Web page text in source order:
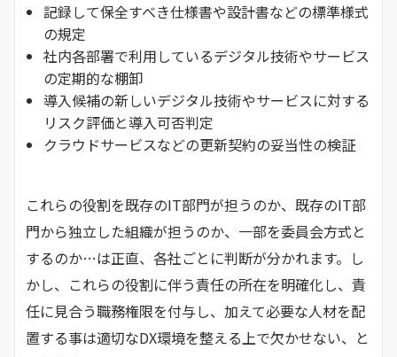
記録して保全すべき仕様書や設計書などの標準様式
の規定
社内各部署で利用しているデジタル技術やサービス
の定期的な棚卸
導入候補の新しいデジタル技術やサービスに対する
リスク評価と導入可否判定
クラウドサービスなどの更新契約の妥当性の検証
これらの役割を既存のIT部門が担うのか、既存のIT部
門から独立した組織が担うのか、一部を委員会方式と
するのか…は正直、各社ごとに判断が分かれます。し
かし、これらの役割に伴う責任の所在を明確化し、責
任に見合う職務権限を付与し、加えて必要な人材を配
置する事は適切なDX環境を整える上で欠かせない、と